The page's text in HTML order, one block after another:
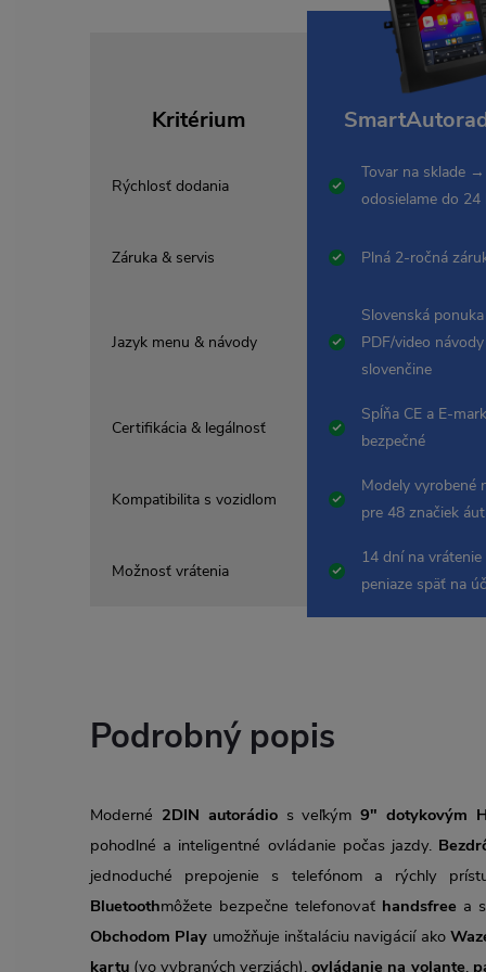
Kritérium
Rýchlosť dodania
Tovar na sklade →
odosielame do 24
Záruka & servis Plná 2-ročná
Jazyk menu & návody
Slovenská
PDF/video
slovenčine
Certifikácia & legálnosť
Spĺňa CE a E-
bezpečné
Kompatibilita s vozidlom
Modely vyrobené
pre 48 značiek áut
Možnosť vrátenia
14 dní na vrátenie
peniaze späť na
Podrobný popis
Moderné 2DIN autorádios veľkým9" dotykovým
pohodlné a inteligentné ovládanie počas jazdy.
jednoduché prepojenie s telefónom a rýchly
Bluetoothmôžete bezpečne telefonovať handsfreea
Obchodom Play umožňuje inštaláciu navigácií ako
kartu (vo vybraných verziách),ovládanie na volante,